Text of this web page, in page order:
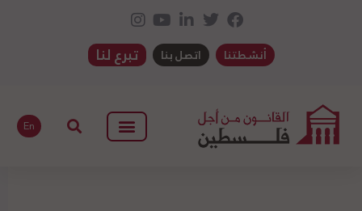
أنشطتنا اتصل بنا تبرع لنا
En